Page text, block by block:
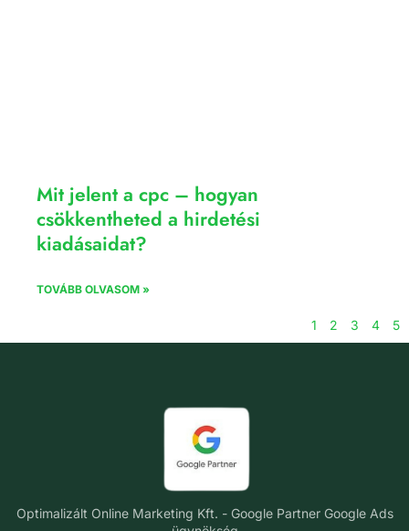
Mit jelent a cpc – hogyan
csökkentheted a hirdetési
kiadásaidat?
TOVÁBB OLVASOM »
1 2 3 4 5
Optimalizált Online Marketing Kft. - Google Partner Google Ads